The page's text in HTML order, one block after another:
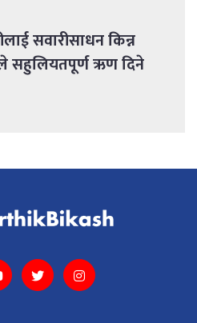
सवारीसाधन किन्न
सहुलियतपूर्ण ऋण दिने